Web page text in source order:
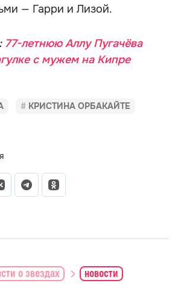
— Гарри и Лизой.
77-летнюю Аллу Пугачёва
с мужем на Кипре
КРИСТИНА ОРБАКАЙТЕ
о звездах новости